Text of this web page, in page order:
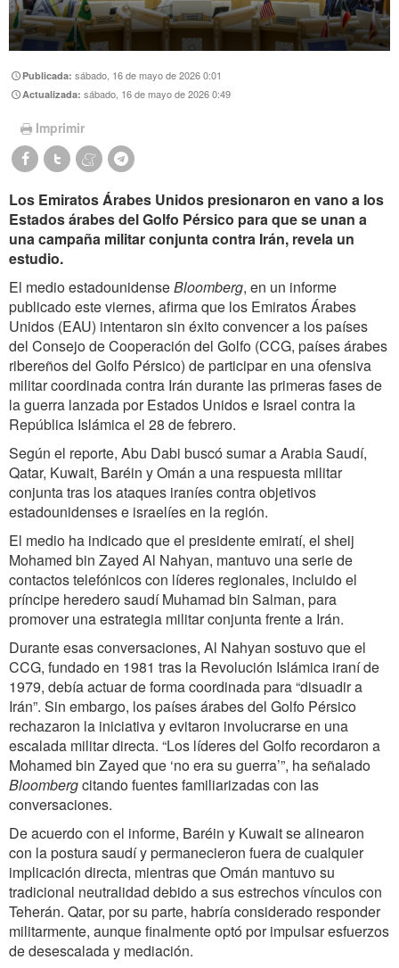
Publicada:sábado, 16 de mayo de 2026 0:01
Actualizada:sábado, 16 de mayo de 2026 0:49
Imprimir
Los Emiratos Árabes Unidos presionaron en vano a los
Estados árabes del Golfo Pérsico para que se unan a
una campaña militar conjunta contra Irán, revela un
estudio.
El medio estadounidenseBloomberg, en un informe
publicado este viernes, afirma que los Emiratos Árabes
Unidos (EAU) intentaron sin éxito convencer a los países
del Consejo de Cooperación del Golfo (CCG, países árabes
ribereños del Golfo Pérsico) de participar en una ofensiva
militar coordinada contra Irán durante las primeras fases de
la guerra lanzada por Estados Unidos e Israel contra la
República Islámica el 28 de febrero.
Según el reporte, Abu Dabi buscó sumar a Arabia Saudí,
Qatar, Kuwait, Baréin y Omán a una respuesta militar
conjunta tras los ataques iraníes contra objetivos
estadounidenses e israelíes en la región.
El medio ha indicado que el presidente emiratí, el sheij
Mohamed bin Zayed Al Nahyan, mantuvo una serie de
contactos telefónicos con líderes regionales, incluido el
príncipe heredero saudí Muhamad bin Salman, para
promover una estrategia militar conjunta frente a Irán.
Durante esas conversaciones, Al Nahyan sostuvo que el
CCG, fundado en 1981 tras la Revolución Islámica iraní de
1979, debía actuar de forma coordinada para “disuadir a
Irán”. Sin embargo, los países árabes del Golfo Pérsico
rechazaron la iniciativa y evitaron involucrarse en una
escalada militar directa. “Los líderes del Golfo recordaron a
Mohamed bin Zayed que ‘no era su guerra’”, ha señalado
Bloombergcitando fuentes familiarizadas con las
conversaciones.
De acuerdo con el informe, Baréin y Kuwait se alinearon
con la postura saudí y permanecieron fuera de cualquier
implicación directa, mientras que Omán mantuvo su
tradicional neutralidad debido a sus estrechos vínculos con
Teherán. Qatar, por su parte, habría considerado responder
militarmente, aunque finalmente optó por impulsar esfuerzos
de desescalada y mediación.